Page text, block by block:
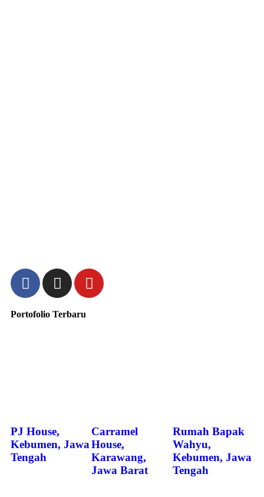
Portofolio Terbaru
PJ House,
Kebumen, Jawa
Tengah
Carramel
House,
Karawang,
Jawa Barat
Rumah Bapak
Wahyu,
Kebumen, Jawa
Tengah